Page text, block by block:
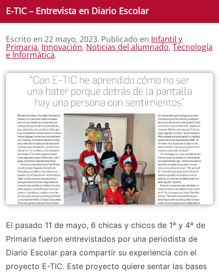
E-TIC – Entrevista en Diario Escolar
Escrito en 22 mayo, 2023. Publicado en Infantil y
Primaria, Innovación, Noticias del alumnado,Tecnología
e Informática.
El pasado 11 de mayo, 6 chicas y chicos de 1º y 4º de
Primaria fueron entrevistados por una periodista de
Diario Escolar para compartir su experiencia con el
proyecto E-TIC. Este proyecto quiere sentar las bases